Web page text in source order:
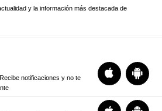
y la información más destacada de
notificaciones y no te